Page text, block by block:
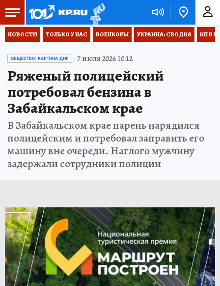
НОВОСТИ ТОЛЬКО У НАС ВОЕНКОРЫ УКРАИНА: СВОДКА КП В
ОБЩЕСТВО: КАРТИНА ДНЯ 7 июля 2026 10:12
Ряженый полицейский
потребовал бензина в
Забайкальском крае
В Забайкальском крае парень нарядился
полицейским и потребовал заправить его
машину вне очереди. Наглого мужчину
задержали сотрудники полиции